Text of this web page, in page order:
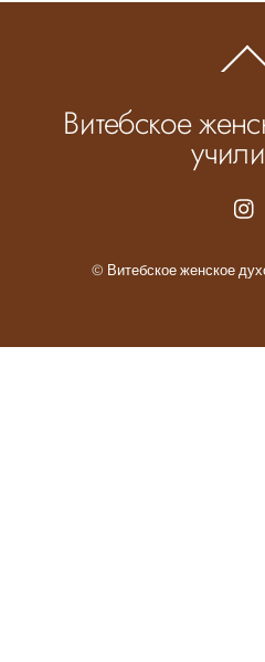
Витебское
© Витебское женское